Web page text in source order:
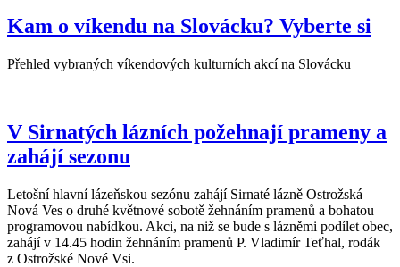
Kam o víkendu na Slovácku? Vyberte si
Přehled vybraných víkendových kulturních akcí na Slovácku
V Sirnatých lázních požehnají prameny a
zahájí sezonu
Letošní hlavní lázeňskou sezónu zahájí Sirnaté lázně Ostrožská
Nová Ves o druhé květnové sobotě žehnáním pramenů a bohatou
programovou nabídkou. Akci, na niž se bude s lázněmi podílet obec,
zahájí v 14.45 hodin žehnáním pramenů P. Vladimír Teťhal, rodák
z Ostrožské Nové Vsi.